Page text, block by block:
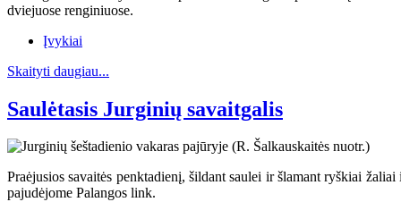
dviejuose renginiuose.
Įvykiai
Skaityti daugiau...
Saulėtasis Jurginių savaitgalis
Praėjusios savaitės penktadienį, šildant saulei ir šlamant ryškiai
pajudėjome Palangos link.